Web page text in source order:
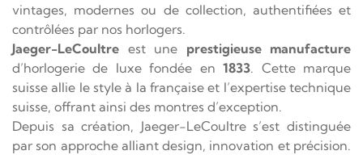
vintages, modernes ou de collection, authentifiées et
contrôlées par nos horlogers.
Jaeger-LeCoultre est une prestigieuse manufacture
d’horlogerie de luxe fondée en1833. Cette marque
suisse allie le style à la française et l’expertise technique
suisse, offrant ainsi des montres d’exception.
Depuis sa création, Jaeger-LeCoultre s’est distinguée
par son approche alliant design, innovation et précision.